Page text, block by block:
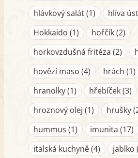
hlávkový salát (1)
hlíva
Hokkaido (1)
hořčík (2)
horkovzdušná fritéza (2)
hovězí maso (4)
hrách (1)
hranolky (1)
hřebíček (3)
hroznový olej (1)
hrušky
hummus (1)
imunita (17)
italská kuchyně (4)
jablko